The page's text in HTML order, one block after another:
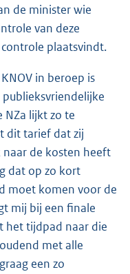
de minister wie
van deze
plaatsvindt.
in beroep is
publieksvriendelijke
NZa lijkt zo te
dit tarief dat zij
naar de kosten heeft
dat op zo kort
moet komen voor de
mij bij een finale
het tijdpad naar die
met alle
een zo